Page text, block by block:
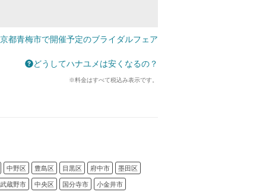
都青梅市で開催予定のブライダルフェア
どうしてハナユメは安くなるの？
※料金はすべて税込み表示です。
中野区 豊島区 目黒区 府中市 墨田区
武蔵野市 中央区 国分寺市 小金井市